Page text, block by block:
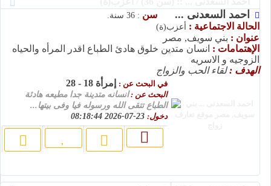
احمد السعدنى ... سن : 36 سنة.
الحالة الاجتماعية : أعزب(ة)
عنوان : بني سويف, مصر
الإهتمامات : انسان متدين خلوق هادئ الطباع اقدر المرأه والحياه
الزوجيه و الاسريه
الهدف :لقاء الحب والزواج
في البحث عن : إمرأة 18 - 28
البحث عن :انسانه متدينة جدا مطيعه هادئة
الطباع تتقى الله ورسوله فيا وفى بيتها...
دخول: